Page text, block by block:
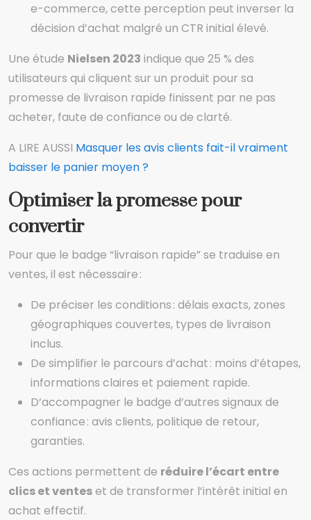
e-commerce, cette perception peut inverser la
décision d’achat malgré un CTR initial élevé.
Une étude Nielsen 2023 indique que 25 % des
utilisateurs qui cliquent sur un produit pour sa
promesse de livraison rapide finissent par ne pas
acheter, faute de confiance ou de clarté.
A LIRE AUSSI Masquer les avis clients fait-il vraiment
baisser le panier moyen ?
Optimiser la promesse pour
convertir
Pour que le badge “livraison rapide” se traduise en
ventes, il est nécessaire :
De préciser les conditions : délais exacts, zones
géographiques couvertes, types de livraison
inclus.
De simplifier le parcours d’achat : moins d’étapes,
informations claires et paiement rapide.
D’accompagner le badge d’autres signaux de
confiance : avis clients, politique de retour,
garanties.
Ces actions permettent de réduire l’écart entre
clics et venteset de transformer l’intérêt initial en
achat effectif.